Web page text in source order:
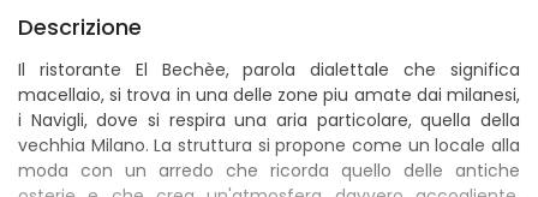
Descrizione
Il ristorante El Bechèe, parola dialettale che significa
macellaio, si trova in una delle zone piu amate dai milanesi,
i Navigli, dove si respira una aria particolare, quella della
vechhia Milano. La struttura si propone come un locale alla
moda con un arredo che ricorda quello delle antiche